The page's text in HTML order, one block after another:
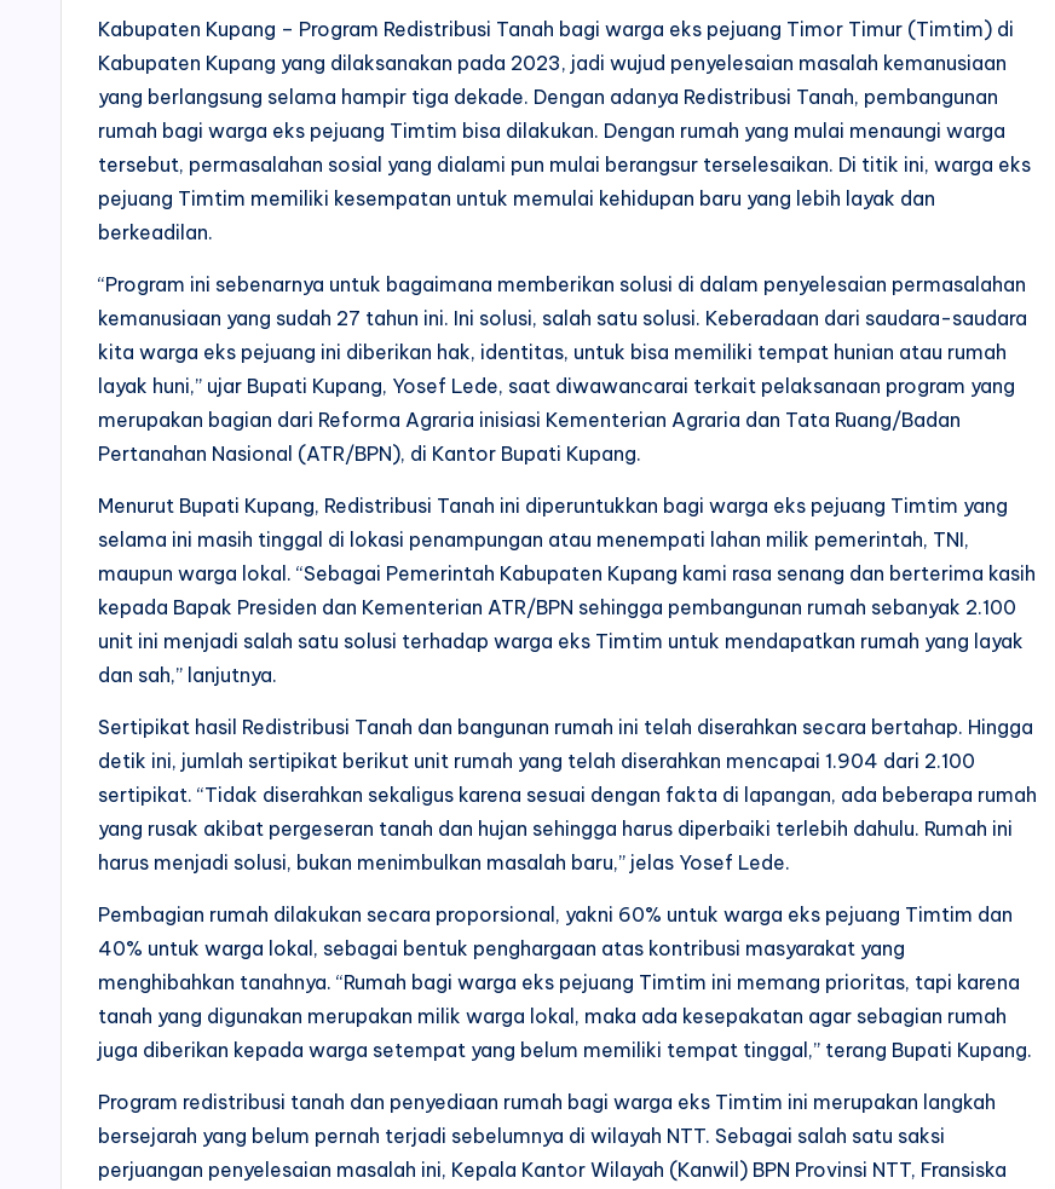
Kabupaten Kupang – Program Redistribusi Tanah bagi warga eks pejuang Timor Timur (Timtim) di
Kabupaten Kupang yang dilaksanakan pada 2023, jadi wujud penyelesaian masalah kemanusiaan
yang berlangsung selama hampir tiga dekade. Dengan adanya Redistribusi Tanah, pembangunan
rumah bagi warga eks pejuang Timtim bisa dilakukan. Dengan rumah yang mulai menaungi warga
tersebut, permasalahan sosial yang dialami pun mulai berangsur terselesaikan. Di titik ini, warga eks
pejuang Timtim memiliki kesempatan untuk memulai kehidupan baru yang lebih layak dan
berkeadilan.
“Program ini sebenarnya untuk bagaimana memberikan solusi di dalam penyelesaian permasalahan
kemanusiaan yang sudah 27 tahun ini. Ini solusi, salah satu solusi. Keberadaan dari saudara-saudara
kita warga eks pejuang ini diberikan hak, identitas, untuk bisa memiliki tempat hunian atau rumah
layak huni,” ujar Bupati Kupang, Yosef Lede, saat diwawancarai terkait pelaksanaan program yang
merupakan bagian dari Reforma Agraria inisiasi Kementerian Agraria dan Tata Ruang/Badan
Pertanahan Nasional (ATR/BPN), di Kantor Bupati Kupang.
Menurut Bupati Kupang, Redistribusi Tanah ini diperuntukkan bagi warga eks pejuang Timtim yang
selama ini masih tinggal di lokasi penampungan atau menempati lahan milik pemerintah, TNI,
maupun warga lokal. “Sebagai Pemerintah Kabupaten Kupang kami rasa senang dan berterima kasih
kepada Bapak Presiden dan Kementerian ATR/BPN sehingga pembangunan rumah sebanyak 2.100
unit ini menjadi salah satu solusi terhadap warga eks Timtim untuk mendapatkan rumah yang layak
dan sah,” lanjutnya.
Sertipikat hasil Redistribusi Tanah dan bangunan rumah ini telah diserahkan secara bertahap. Hingga
detik ini, jumlah sertipikat berikut unit rumah yang telah diserahkan mencapai 1.904 dari 2.100
sertipikat. “Tidak diserahkan sekaligus karena sesuai dengan fakta di lapangan, ada beberapa rumah
yang rusak akibat pergeseran tanah dan hujan sehingga harus diperbaiki terlebih dahulu. Rumah ini
harus menjadi solusi, bukan menimbulkan masalah baru,” jelas Yosef Lede.
Pembagian rumah dilakukan secara proporsional, yakni 60% untuk warga eks pejuang Timtim dan
40% untuk warga lokal, sebagai bentuk penghargaan atas kontribusi masyarakat yang
menghibahkan tanahnya. “Rumah bagi warga eks pejuang Timtim ini memang prioritas, tapi karena
tanah yang digunakan merupakan milik warga lokal, maka ada kesepakatan agar sebagian rumah
juga diberikan kepada warga setempat yang belum memiliki tempat tinggal,” terang Bupati Kupang.
Program redistribusi tanah dan penyediaan rumah bagi warga eks Timtim ini merupakan langkah
bersejarah yang belum pernah terjadi sebelumnya di wilayah NTT. Sebagai salah satu saksi
perjuangan penyelesaian masalah ini, Kepala Kantor Wilayah (Kanwil) BPN Provinsi NTT, Fransiska